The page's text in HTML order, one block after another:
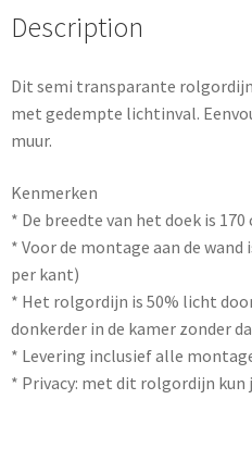
t
Description
Dit semi transparante
met gedempte lichtinval.
muur.
Kenmerken
* De breedte van het doek is 170
* Voor de montage aan de
per kant)
* Het rolgordijn is 50% licht
donkerder in de kamer zonder
* Levering inclusief alle
* Privacy: met dit rolgordijn